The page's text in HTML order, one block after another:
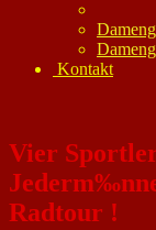
Kontakt
Vier
Radtour !